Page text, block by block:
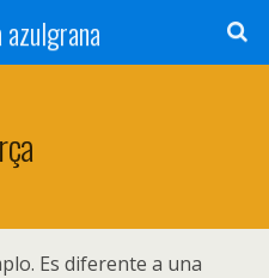
azulgrana
Es diferente a una